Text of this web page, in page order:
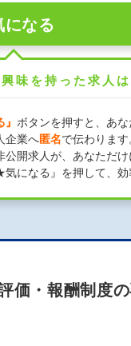
になる
興味を持った求人
ボタンを押すと、あ
企業へ匿名で伝わりま
公開求人が、あなただ
になる』を押して、効
価・報酬制度